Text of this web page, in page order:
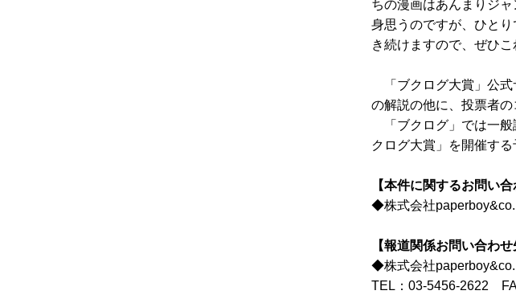
ちの漫画はあんまりジ
身思うのですが、ひと
き続けますので、ぜひ
「ブクログ大賞」公式
の解説の他に、投票者
「ブクログ」では一般
クログ大賞」を開催する
【本件に関するお問い合
◆株式会社
【報道関係お問い合わせ
◆株式会社
TEL：03-5456-2622